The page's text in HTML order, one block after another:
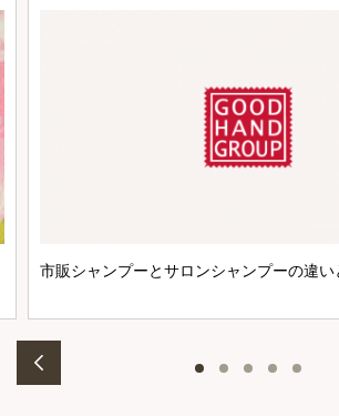
市販シャンプーとサロンシャンプーの違い